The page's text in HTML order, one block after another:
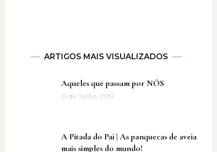
ARTIGOS MAIS VISUALIZADOS
Aqueles que passam por NÓS
21 de Junho, 2019
A Pitada do Pai | As panquecas de aveia
mais simples do mundo!